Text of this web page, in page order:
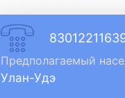
Предполагаемый
Улан-Удэ